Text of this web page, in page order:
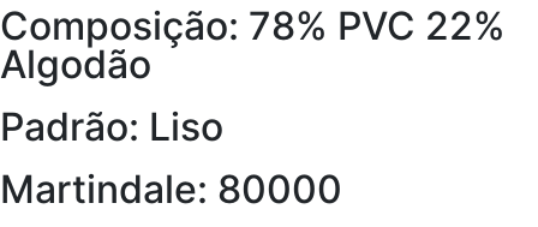
Composição: 78% PVC 22%
Algodão
Padrão: Liso
Martindale: 80000